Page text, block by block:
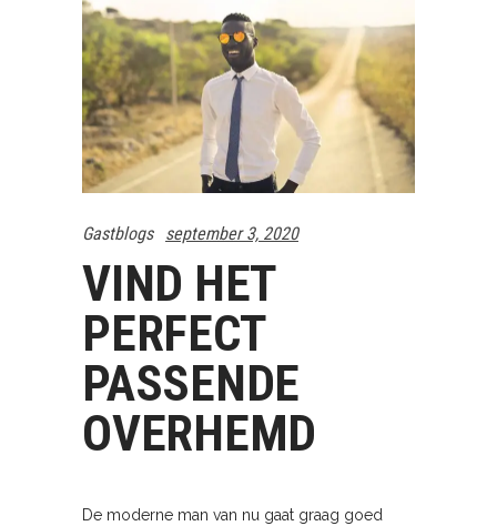
Gastblogs september 3, 2020
VIND HET
PERFECT
PASSENDE
OVERHEMD
De moderne man van nu gaat graag goed